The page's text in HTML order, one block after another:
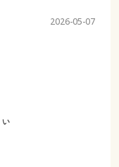
2026-05-07